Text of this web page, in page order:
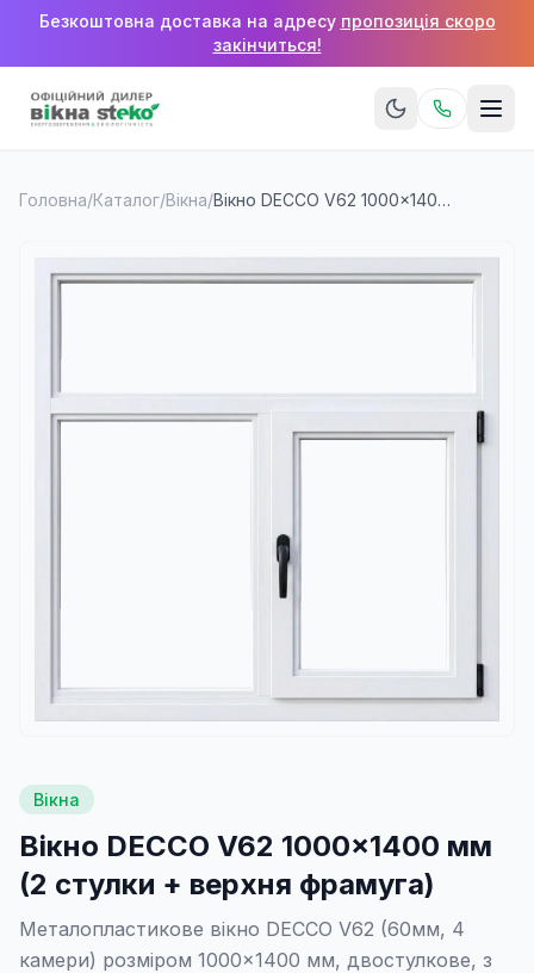
Безкоштовна доставка на адресу пропозиція скоро
закінчиться!
Головна/Каталог/Вікна/ Вікно DECCO V62 1000×1400 мм (2 стулки + верхня фрамуга)
Вікна
Вікно DECCO V62 1000×1400 мм
(2 стулки + верхня фрамуга)
Металопластикове вікно DECCO V62 (60мм, 4
камери) розміром 1000×1400 мм, двостулкове, з